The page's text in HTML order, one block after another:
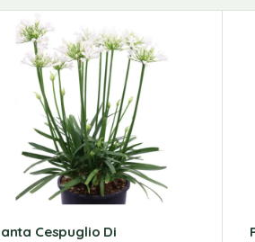
Cespuglio Di